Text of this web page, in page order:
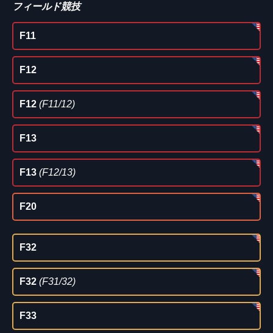
フィールド競技
F11
F12
F12 (F11/12)
F13
F13 (F12/13)
F20
F32
F32 (F31/32)
F33